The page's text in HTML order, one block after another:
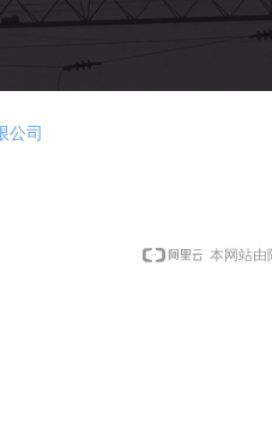
公司
本网站由